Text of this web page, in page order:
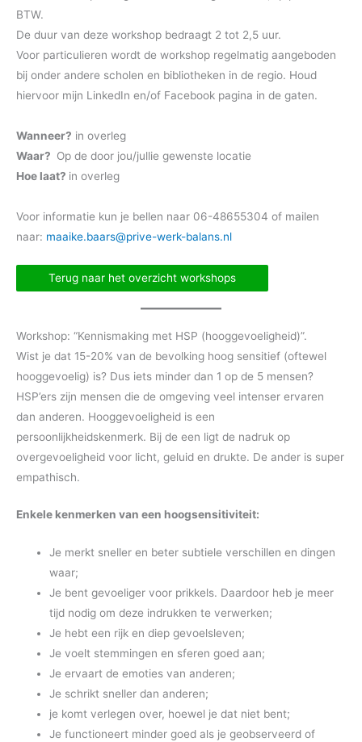
BTW.
De duur van deze workshop bedraagt 2 tot 2,5 uur.
Voor particulieren wordt de workshop regelmatig aangeboden
bij onder andere scholen en bibliotheken in de regio. Houd
hiervoor mijn LinkedIn en/of Facebook pagina in de gaten.
Wanneer? in overleg
Waar? Op de door jou/jullie gewenste locatie
Hoe laat? in overleg
Voor informatie kun je bellen naar 06-48655304 of mailen
naar: maaike.baars@prive-werk-balans.nl
Terug naar het overzicht workshops
Workshop: “Kennismaking met HSP (hooggevoeligheid)”.
Wist je dat 15-20% van de bevolking hoog sensitief (oftewel
hooggevoelig) is? Dus iets minder dan 1 op de 5 mensen?
HSP’ers zijn mensen die de omgeving veel intenser ervaren
dan anderen. Hooggevoeligheid is een
persoonlijkheidskenmerk. Bij de een ligt de nadruk op
overgevoeligheid voor licht, geluid en drukte. De ander is super
empathisch.
Enkele kenmerken van een hoogsensitiviteit:
Je merkt sneller en beter subtiele verschillen en dingen
waar;
Je bent gevoeliger voor prikkels. Daardoor heb je meer
tijd nodig om deze indrukken te verwerken;
Je hebt een rijk en diep gevoelsleven;
Je voelt stemmingen en sferen goed aan;
Je ervaart de emoties van anderen;
Je schrikt sneller dan anderen;
je komt verlegen over, hoewel je dat niet bent;
Je functioneert minder goed als je geobserveerd of